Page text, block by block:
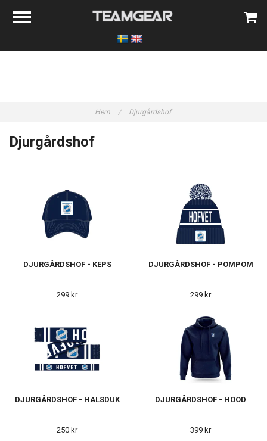
Hem / Djurgårdshof
Djurgårdshof
DJURGÅRDSHOF - KEPS
299 kr
DJURGÅRDSHOF - POMPOM
299 kr
DJURGÅRDSHOF - HALSDUK
250 kr
DJURGÅRDSHOF - HOOD
399 kr